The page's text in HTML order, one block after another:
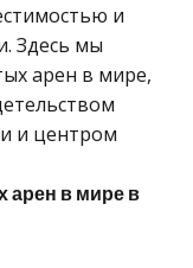
и
Здесь мы
арен в мире,
и центром
арен в мире в